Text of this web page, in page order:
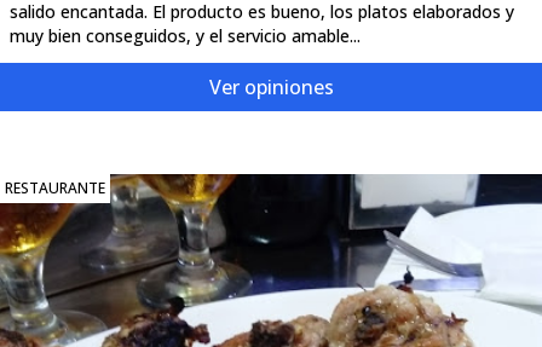
salido encantada. El producto es bueno, los platos elaborados y
muy bien conseguidos, y el servicio amable...
Ver opiniones
RESTAURANTE